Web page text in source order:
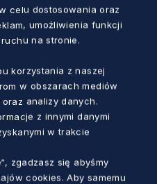
we
Wsparcia
jedni z ośmiu
różnorodne,
charakterystyczne
Woche to
celu dostosowania oraz
umożliwienia funkcji
na stronie.
korzystania z naszej
w obszarach mediów
analizy danych.
z innymi danymi
w trakcie
zgadzasz się abyśmy
cookies. Aby samemu